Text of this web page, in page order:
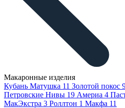
Макаронные изделия
Кубань Матушка 11 Золотой покос
Петровские Нивы 19 Америа 4
МакЭкстра 3 Роллтон 1 Макфа 11